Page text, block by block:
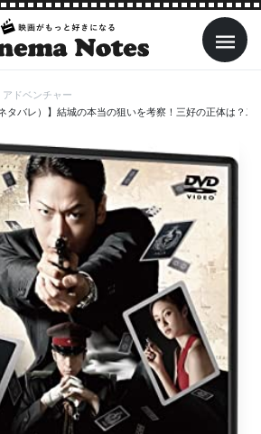
ドベンチャー
タバレ）】結城の本当の狙いを考察！三好の正体は？